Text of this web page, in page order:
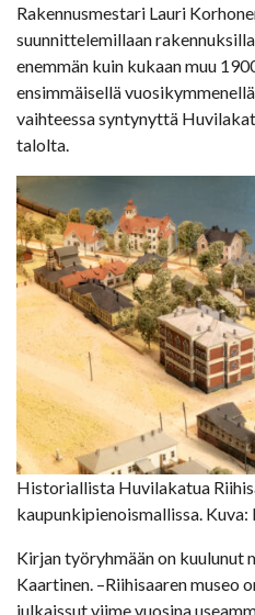
Rakennusmestari Lauri
suunnittelemillaan
enemmän kuin kukaan muu
ensimmäisellä
vaihteessa syntynyttä
talolta.
Historiallista Huvilakatua
kaupunkipienoismallissa.
Kirjan työryhmään on kuulunut
Kaartinen. –Riihisaaren museo
julkaissut viime vuosina